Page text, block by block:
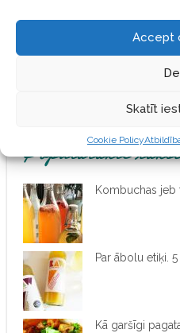
Accept
Skatīt
Cookie Policy
Populārākie
Kombuchas jeb
Par ābolu etiķi.
Kā garšīgi